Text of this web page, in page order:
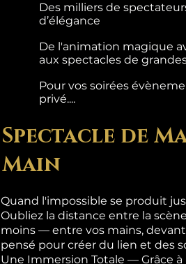
Des milliers de
d’élégance
De l'animation magique
aux spectacles de
Pour vos soirées
privé....
Spectacle de
Main
Quand l'impossible se produit
Oubliez la distance entre la
moins — entre vos mains,
pensé pour créer du lien et des
Une Immersion Totale — Grâce